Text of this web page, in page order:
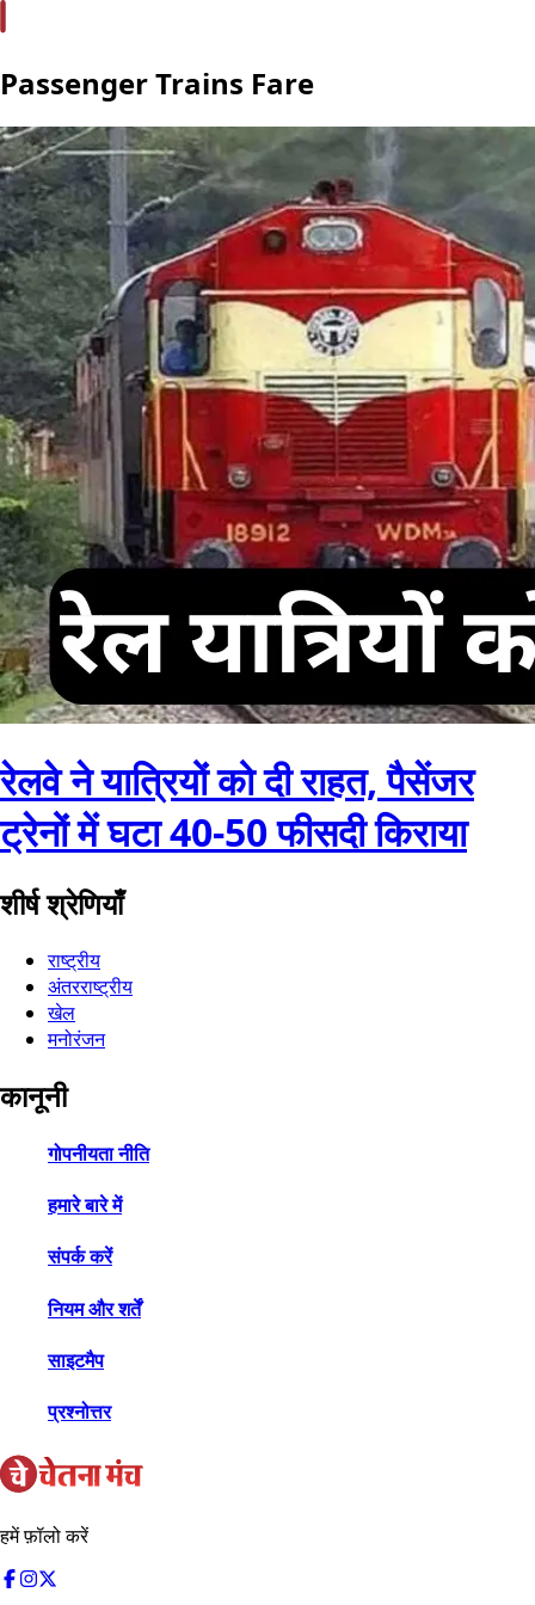
Passenger Trains Fare
रेलवे ने यात्रियों को दी राहत, पैसेंजर
ट्रेनों में घटा 40-50 फीसदी किराया
शीर्ष श्रेणियाँ
राष्ट्रीय
अंतरराष्ट्रीय
खेल
मनोरंजन
कानूनी
गोपनीयता नीति
हमारे बारे में
संपर्क करें
नियम और शर्तें
साइटमैप
प्रश्नोत्तर
हमें फ़ॉलो करें